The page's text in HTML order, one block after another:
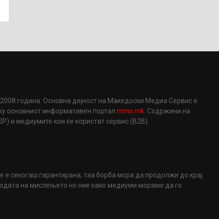
година. Основна дејност на Македоски Медиа Сервис е
основниот информативен порталmms.mk. Содржини на
и медиумите кои ќе користат сервис (B2B).
секогаш гарантирана, таа борба мора да продолжи до крај.
на мислењето но ние како медиуми мораме да го